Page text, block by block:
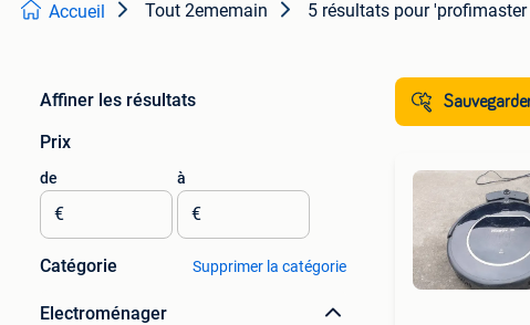
Accueil Tout 2ememain 5 résultats pour
Affiner les résultats
Prix
de
€
à
€
Catégorie Supprimer la catégorie
Electroménager